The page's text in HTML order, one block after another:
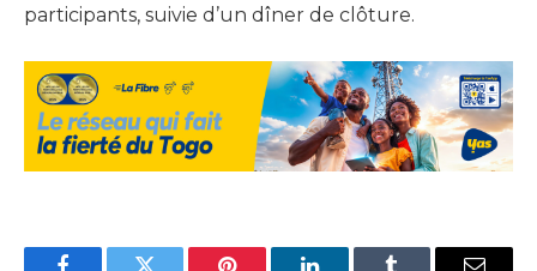
participants, suivie d’un dîner de clôture.